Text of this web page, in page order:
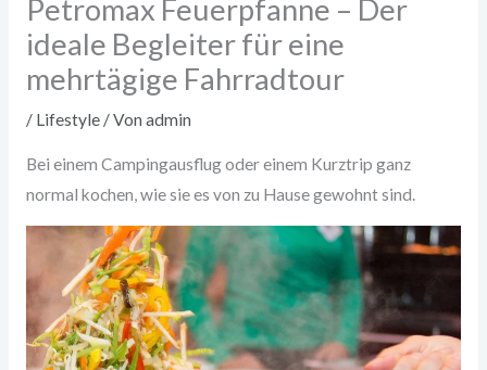
Petromax Feuerpfanne – Der
ideale Begleiter für eine
mehrtägige Fahrradtour
/ Lifestyle/ Von admin
Bei einem Campingausflug oder einem Kurztrip ganz
normal kochen, wie sie es von zu Hause gewohnt sind.